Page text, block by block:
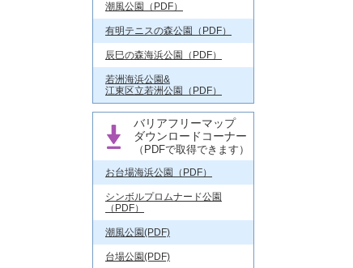
潮風公園（PDF）
有明テニスの森公園（PDF）
辰巳の森海浜公園（PDF）
若洲海浜公園&
江東区立若洲公園（PDF）
バリアフリーマップ
ダウンロードコーナー
（PDFで取得できます）
お台場海浜公園（PDF）
シンボルプロムナード公園
（PDF）
潮風公園(PDF)
台場公園(PDF)